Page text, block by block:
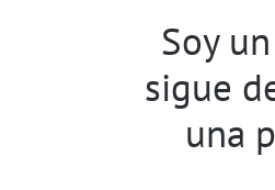
Soy
sigue
una